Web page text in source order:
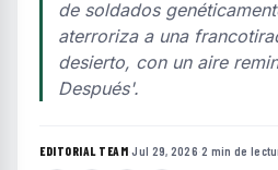
de soldados
aterroriza a una
desierto, con un aire
Después'.
EDITORIAL TEAM·Jul 29, 2026·2 min de